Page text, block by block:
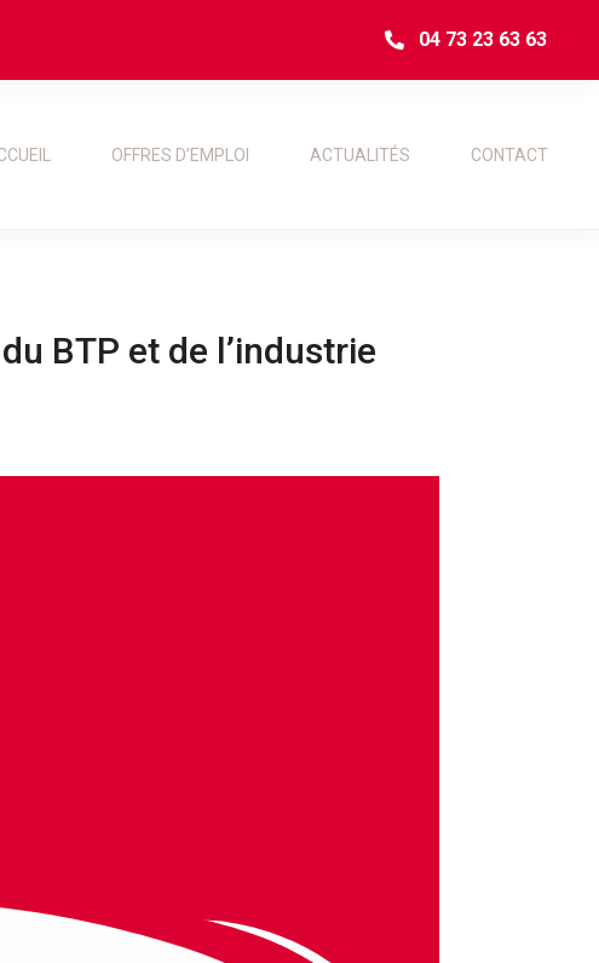
04 73 23 63 63
OFFRES D’EMPLOI ACTUALITÉS CONTACT
BTP et de l’industrie